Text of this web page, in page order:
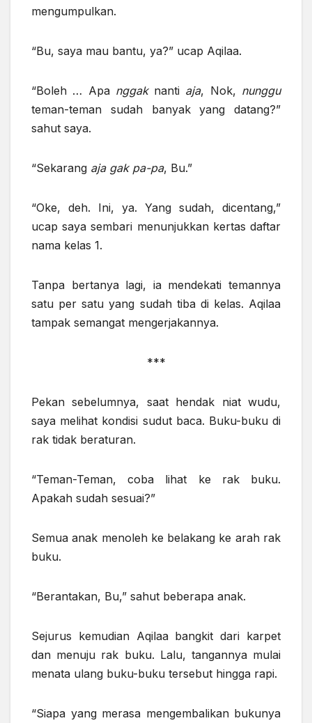
mengumpulkan.
“Bu, saya mau bantu, ya?” ucap Aqilaa.
“Boleh … Apa nggaknanti aja, Nok, nunggu
teman-teman sudah banyak yang datang?”
sahut saya.
“Sekarang aja gak pa-pa, Bu.”
“Oke, deh. Ini, ya. Yang sudah, dicentang,”
ucap saya sembari menunjukkan kertas daftar
nama kelas 1.
Tanpa bertanya lagi, ia mendekati temannya
satu per satu yang sudah tiba di kelas. Aqilaa
tampak semangat mengerjakannya.
***
Pekan sebelumnya, saat hendak niat wudu,
saya melihat kondisi sudut baca. Buku-buku di
rak tidak beraturan.
“Teman-Teman, coba lihat ke rak buku.
Apakah sudah sesuai?”
Semua anak menoleh ke belakang ke arah rak
buku.
“Berantakan, Bu,” sahut beberapa anak.
Sejurus kemudian Aqilaa bangkit dari karpet
dan menuju rak buku. Lalu, tangannya mulai
menata ulang buku-buku tersebut hingga rapi.
“Siapa yang merasa mengembalikan bukunya